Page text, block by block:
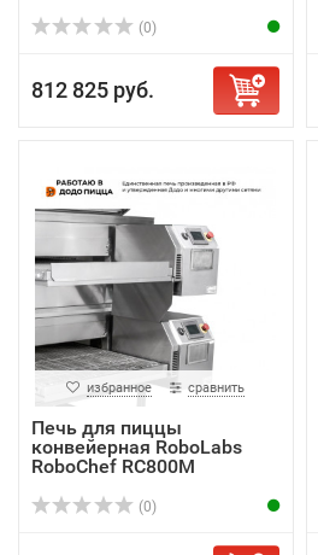
(0)
812 825 руб.
избранное сравнить
Печь для пиццы
конвейерная RoboLabs
RoboChef RC800M
(0)